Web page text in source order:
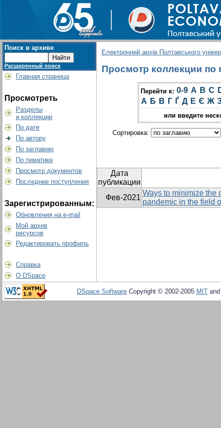
Поиск в архиве
Расширенный поиск
Главная страница
Просмотреть
Разделы
и коллекции
По дате
По автору
По заглавию
По тематике
Просмотр документов
Последние поступления
Зарегистрированным:
Обновления на e-mail
Мой архив
ресурсов
Редактировать профиль
Справка
О DSpace
Електронний архів Полтавського
Просмотр коллекции по
Перейти к: 0-9 A B C
А Б В Г Ґ Д Е Є Ж
или введите
Сортировка:
Дата
публикации
Фев-2021
Ways to minimize the
pandemic in the field
DSpace Software Copyright © 2002-2005 MIT